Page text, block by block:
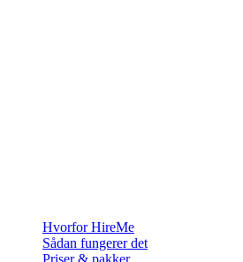
Hvorfor HireMe
Sådan fungerer det